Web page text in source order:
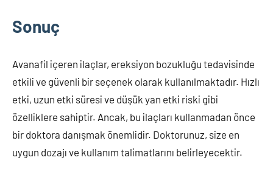
Sonuç
Avanafil içeren ilaçlar, ereksiyon bozukluğu tedavisinde
etkili ve güvenli bir seçenek olarak kullanılmaktadır. Hızlı
etki, uzun etki süresi ve düşük yan etki riski gibi
özelliklere sahiptir. Ancak, bu ilaçları kullanmadan önce
bir doktora danışmak önemlidir. Doktorunuz, size en
uygun dozajı ve kullanım talimatlarını belirleyecektir.